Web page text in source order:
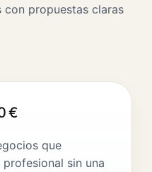
con propuestas claras
€
que
sin una